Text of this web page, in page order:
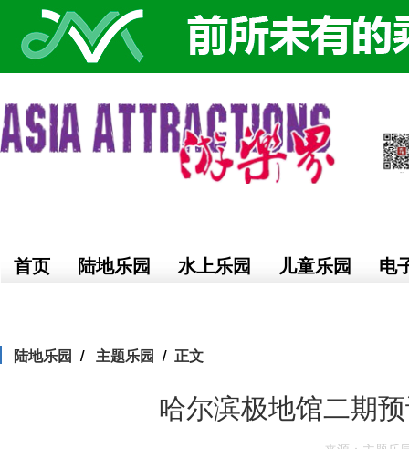
首页 陆地乐园 水上乐园 儿童乐园 电
陆地乐园 主题乐园 正文
哈尔滨极地馆二期